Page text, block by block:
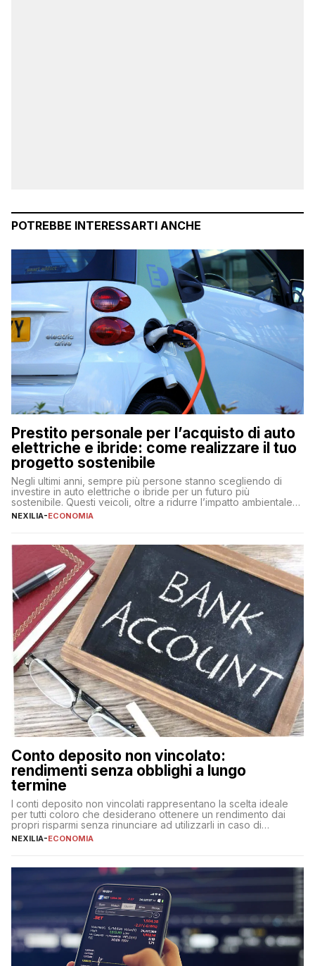
POTREBBE INTERESSARTI ANCHE
Prestito personale per l’acquisto di auto
elettriche e ibride: come realizzare il tuo
progetto sostenibile
Negli ultimi anni, sempre più persone stanno scegliendo di
investire in auto elettriche o ibride per un futuro più
sostenibile. Questi veicoli, oltre a ridurre l’impatto ambientale,
offrono vantaggi economici a lungo termine, come minori costi
fare se non […]
NEXILIA-ECONOMIA
Conto deposito non vincolato:
rendimenti senza obblighi a lungo
termine
I conti deposito non vincolati rappresentano la scelta ideale
per tutti coloro che desiderano ottenere un rendimento dai
propri risparmi senza rinunciare ad utilizzarli in caso di
necessità. A differenza delle forme vincolate tradizionali,
flessibilità e rendimento. Come funzionano […]
NEXILIA-ECONOMIA